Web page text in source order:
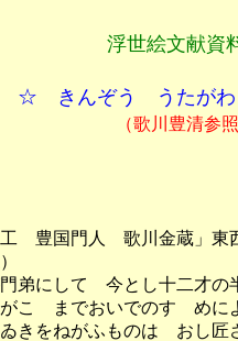
浮世絵文献資
☆ きんぞう うたが
（歌川豊清参
国門人　歌川金蔵」東
して　今とし十二才の
までおいでのすゝめによ
ねがふものは　おし匠